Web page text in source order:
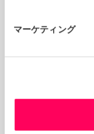
マーケティング
利用規約/利用規
個々のメンバーと
客様が当社と締結
交渉した条件を保
ん、なぜなら私た